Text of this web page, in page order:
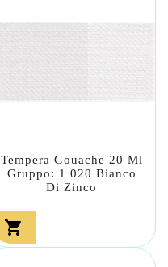
Tempera Gouache 20 Ml
Gruppo: 1 020 Bianco
Di Zinco
